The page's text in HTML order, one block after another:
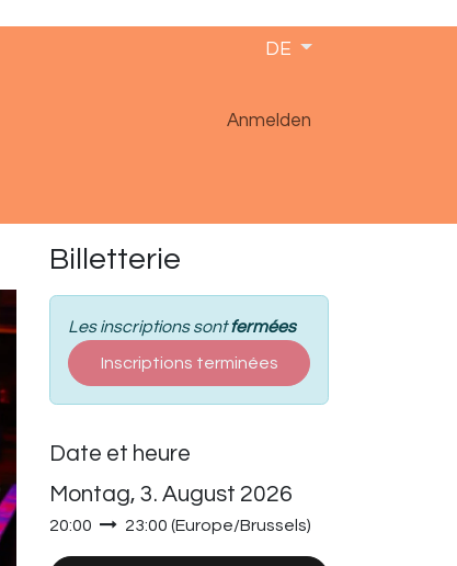
DE
Anmelden
Billetterie
Les inscriptions sontfermées
Inscriptions terminées
Date et heure
Montag, 3. August 2026
20:00 23:00 (Europe/Brussels)